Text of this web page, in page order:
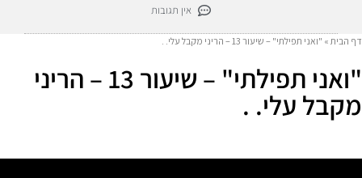
אין תגובות
דף הבית » "ואני תפילתי" – שיעור 13 – הריני מקבל עלי. .
"ואני תפילתי" – שיעור 13 – הריני
מקבל עלי. .